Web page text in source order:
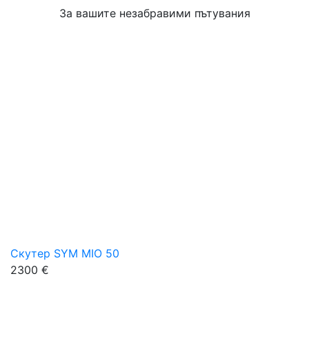
За вашите незабравими пътувания
Скутер SYM MIO 50
2300 €